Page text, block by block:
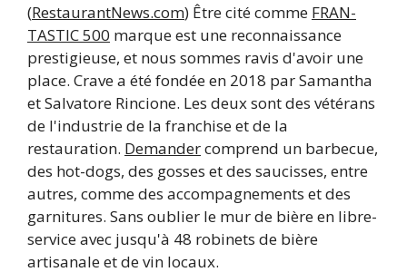
(RestaurantNews.com) Être cité comme FRAN-
TASTIC 500 marque est une reconnaissance
prestigieuse, et nous sommes ravis d'avoir une
place. Crave a été fondée en 2018 par Samantha
et Salvatore Rincione. Les deux sont des vétérans
de l'industrie de la franchise et de la
restauration. Demandercomprend un barbecue,
des hot-dogs, des gosses et des saucisses, entre
autres, comme des accompagnements et des
garnitures. Sans oublier le mur de bière en libre-
service avec jusqu'à 48 robinets de bière
artisanale et de vin locaux.